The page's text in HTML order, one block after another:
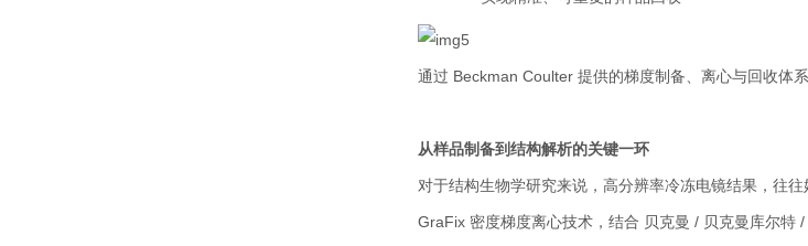
通过 Beckman Coulter 提供的梯度制备、离心与回收体系
从样品制备到结构解析的关键一环
对于结构生物学研究来说，高分辨率冷冻电镜结果，往往
GraFix 密度梯度离心技术，结合 贝克曼 / 贝克曼库尔特 /